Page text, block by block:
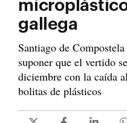
gallega
Santiago de
suponer que el vertido
diciembre con la caída
bolitas de plásticos